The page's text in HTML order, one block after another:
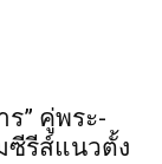
” คู่พระ-
ซีรีส์แนวตั้ง